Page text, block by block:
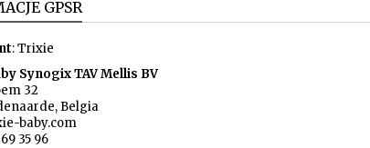
GPSR
: Trixie
Synogix TAV Mellis BV
32
Belgia
baby.com
35 96